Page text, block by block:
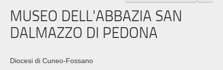
MUSEO DELL'ABBAZIA SAN
DALMAZZO DI PEDONA
Diocesi di Cuneo-Fossano